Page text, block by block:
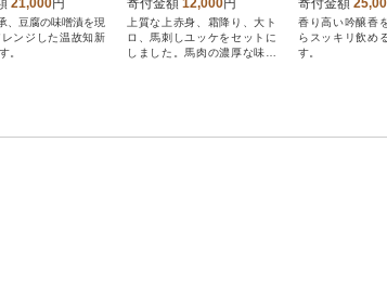
、豆腐の味噌漬を現
ンジした温故知新
。
上質な上赤身、霜降り、大ト
ロ、馬刺しユッケをセットに
しました。馬肉の濃厚な味わ
香り高い吟醸香
らスッキリ飲め
す。